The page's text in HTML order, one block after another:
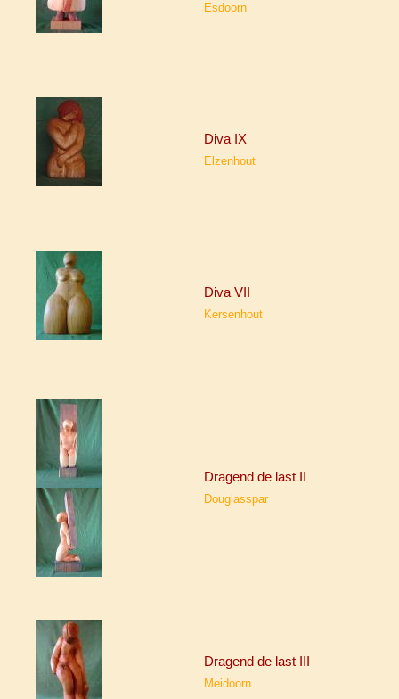
Esdoorn
Diva IX
Elzenhout
Diva VII
Kersenhout
Dragend de last II
Douglasspar
Dragend de last III
Meidoorn